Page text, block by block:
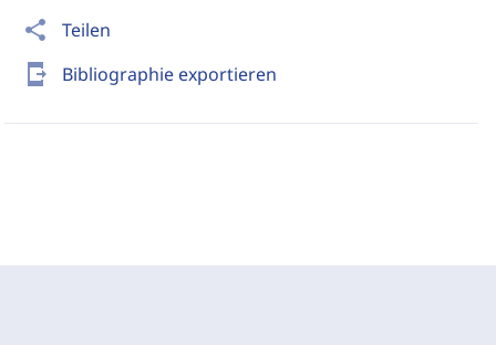
share Teilen
send_to_mobile Bibliographie exportieren